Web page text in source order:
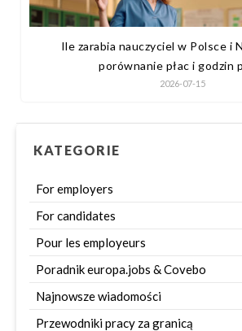
Ile zarabia nauczyciel w Polsce i
porównanie płac i godzin
2026-07-15
KATEGORIE
For employers
For candidates
Pour les employeurs
Poradnik europa.jobs & Covebo
Najnowsze wiadomości
Przewodniki pracy za granicą